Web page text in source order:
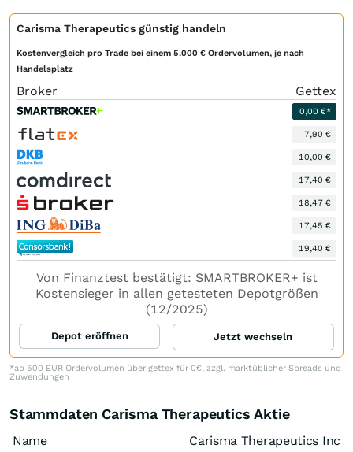
Carisma Therapeutics günstig handeln
Kostenvergleich pro Trade bei einem 5.000 € Ordervolumen, je nach
Handelsplatz
Broker Gettex
0,00 €*
7,90 €
10,00 €
17,40 €
18,47 €
17,45 €
19,40 €
Von Finanztest bestätigt: SMARTBROKER+ ist
Kostensieger in allen getesteten Depotgrößen
(12/2025)
Depot eröffnen Jetzt wechseln
*ab 500 EUR Ordervolumen über gettex für 0€, zzgl. marktüblicher Spreads und
Zuwendungen
Stammdaten Carisma Therapeutics Aktie
Name
Carisma Therapeutics Inc